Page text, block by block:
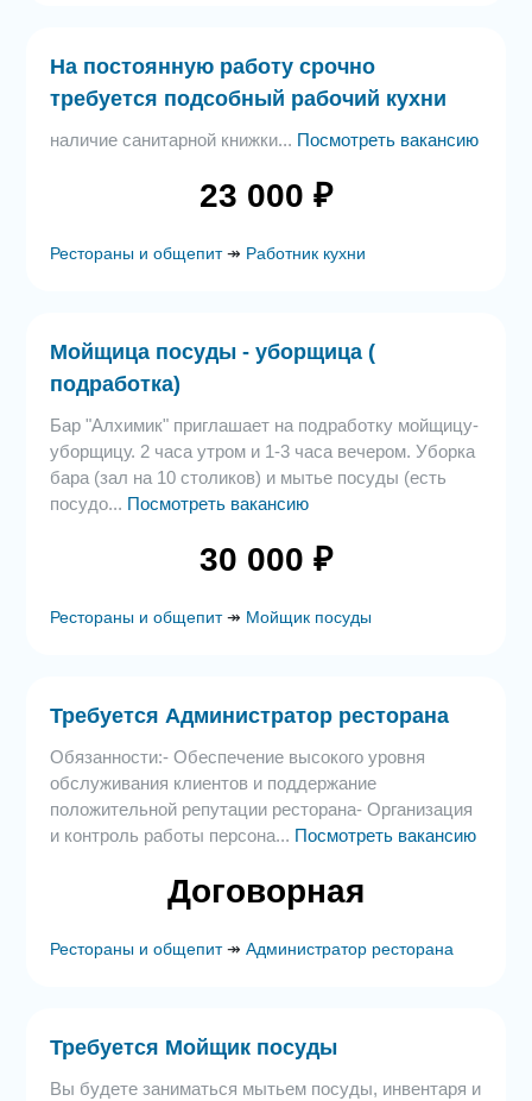
На постоянную работу срочно
требуется подсобный рабочий кухни
наличие санитарной книжки... Посмотреть вакансию
23 000 ₽
Рестораны и общепит↠ Работник кухни
Мойщица посуды - уборщица (
подработка)
Бар "Алхимик" приглашает на подработку мойщицу-
уборщицу. 2 часа утром и 1-3 часа вечером. Уборка
бара (зал на 10 столиков) и мытье посуды (есть
посудо... Посмотреть вакансию
30 000 ₽
Рестораны и общепит↠ Мойщик посуды
Требуется Администратор ресторана
Обязанности:- Обеспечение высокого уровня
обслуживания клиентов и поддержание
положительной репутации ресторана- Организация
и контроль работы персона... Посмотреть вакансию
Договорная
Рестораны и общепит↠Администратор ресторана
Требуется Мойщик посуды
Вы будете заниматься мытьем посуды, инвентаря и